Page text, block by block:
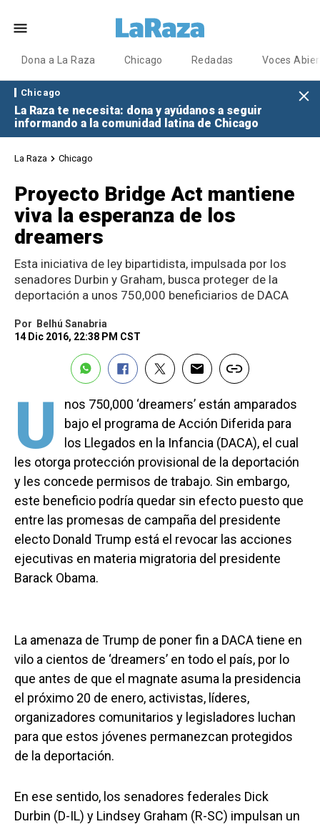
Dona a La Raza Chicago Redadas Voces
Chicago
La Raza te necesita: dona y ayúdanos a seguir
informando a la comunidad latina de Chicago
La Raza Chicago
Proyecto Bridge Act mantiene
viva la esperanza de los
dreamers
Esta iniciativa de ley bipartidista, impulsada por los
senadores Durbin y Graham, busca proteger de la
deportación a unos 750,000 beneficiarios de DACA
Por
Belhú Sanabria
14 Dic 2016, 22:38 PM CST
U
nos 750,000 ‘dreamers’ están amparados
bajo el programa de Acción Diferida para
los Llegados en la Infancia (DACA), el cual
les otorga protección provisional de la deportación
y les concede permisos de trabajo. Sin embargo,
este beneficio podría quedar sin efecto puesto que
entre las promesas de campaña del presidente
electo Donald Trump está el revocar las acciones
ejecutivas en materia migratoria del presidente
Barack Obama.
La amenaza de Trump de poner fin a DACA tiene en
vilo a cientos de ‘dreamers’ en todo el país, por lo
que antes de que el magnate asuma la presidencia
el próximo 20 de enero, activistas, líderes,
organizadores comunitarios y legisladores luchan
para que estos jóvenes permanezcan protegidos
de la deportación.
En ese sentido, los senadores federales Dick
Durbin (D-IL) y Lindsey Graham (R-SC) impulsan un